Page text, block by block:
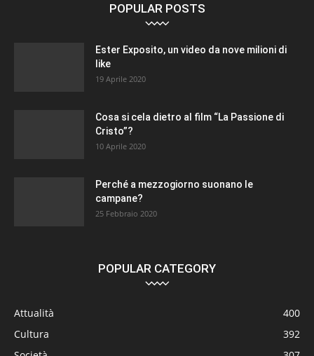
POPULAR POSTS
Ester Exposito, un video da nove milioni di
like
19 Aprile 2020
Cosa si cela dietro al film “La Passione di
Cristo”?
10 Aprile 2020
Perché a mezzogiorno suonano le
campane?
25 Febbraio 2020
POPULAR CATEGORY
Attualità
400
Cultura
392